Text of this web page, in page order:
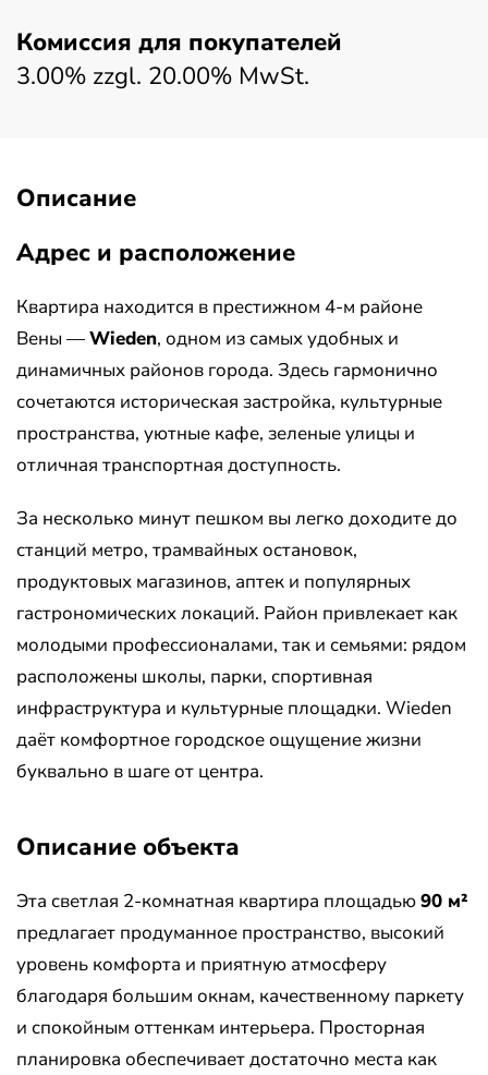
Комиссия для покупателей
3.00% zzgl. 20.00% MwSt.
Описание
Адрес и расположение
Квартира находится в престижном 4-м районе
Вены —Wieden, одном из самых удобных и
динамичных районов города. Здесь гармонично
сочетаются историческая застройка, культурные
пространства, уютные кафе, зеленые улицы и
отличная транспортная доступность.
За несколько минут пешком вы легко доходите до
станций метро, трамвайных остановок,
продуктовых магазинов, аптек и популярных
гастрономических локаций. Район привлекает как
молодыми профессионалами, так и семьями: рядом
расположены школы, парки, спортивная
инфраструктура и культурные площадки. Wieden
даёт комфортное городское ощущение жизни
буквально в шаге от центра.
Описание объекта
Эта светлая 2-комнатная квартира площадью90 м²
предлагает продуманное пространство, высокий
уровень комфорта и приятную атмосферу
благодаря большим окнам, качественному паркету
и спокойным оттенкам интерьера. Просторная
планировка обеспечивает достаточно места как